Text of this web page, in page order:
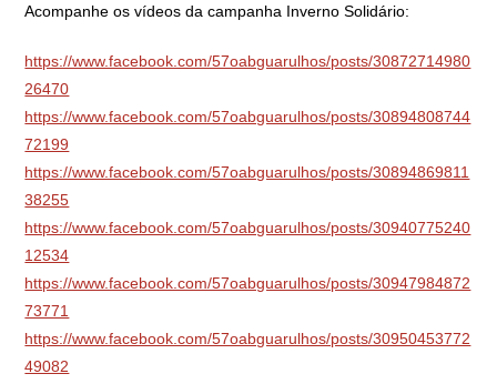
Acompanhe os vídeos da campanha Inverno Solidário:
https://www.facebook.com/57oabguarulhos/posts/30872714980
26470
https://www.facebook.com/57oabguarulhos/posts/30894808744
72199
https://www.facebook.com/57oabguarulhos/posts/30894869811
38255
https://www.facebook.com/57oabguarulhos/posts/30940775240
12534
https://www.facebook.com/57oabguarulhos/posts/30947984872
73771
https://www.facebook.com/57oabguarulhos/posts/30950453772
49082